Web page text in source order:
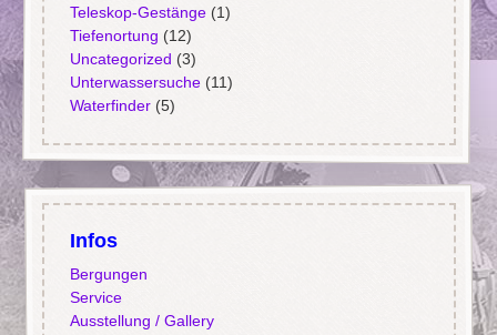
Teleskop-Gestänge(1)
Tiefenortung (12)
Uncategorized (3)
Unterwassersuche(11)
Waterfinder(5)
Infos
Bergungen
Service
Ausstellung / Gallery